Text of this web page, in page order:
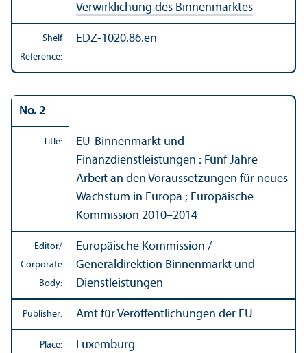
Verwirklichung des Binnenmarktes
Shelf
Reference:
EDZ-1020.86.en
No. 2
Title:
EU-Binnenmarkt und
Finanzdienstleistungen : Fünf Jahre
Arbeit an den Voraussetzungen für neues
Wachstum in Europa ; Europäische
Kommission 2010–2014
Editor/
Corporate
Body:
Europäische Kommission /
Generaldirektion Binnenmarkt und
Dienstleistungen
Publisher: Amt für Veröffentlichungen der EU
Place: Luxemburg